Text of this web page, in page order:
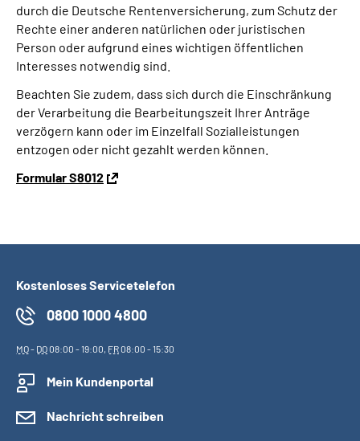
durch die Deutsche Rentenversicherung, zum Schutz der
Rechte einer anderen natürlichen oder juristischen
Person oder aufgrund eines wichtigen öffentlichen
Interesses notwendig sind.
Beachten Sie zudem, dass sich durch die Einschränkung
der Verarbeitung die Bearbeitungszeit Ihrer Anträge
verzögern kann oder im Einzelfall Sozialleistungen
entzogen oder nicht gezahlt werden können.
Formular S8012
Kostenloses Servicetelefon
0800 1000 4800
MO- DO08:00 - 19:00, FR08:00 - 15:30
Mein Kundenportal
Nachricht schreiben